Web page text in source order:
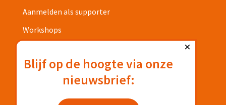
Aanmelden als supporter
Workshops
Privacyverklaring
Deelnamevoorwaarden
×
Blijf op de hoogte via onze
nieuwsbrief: